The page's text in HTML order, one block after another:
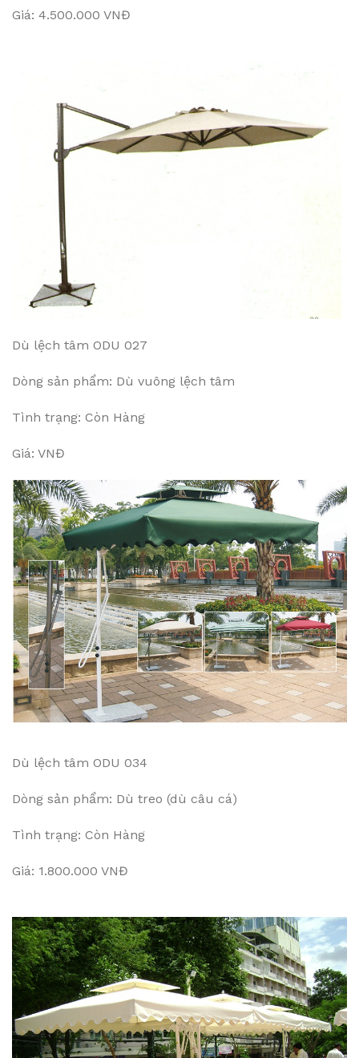
Giá: 4.500.000 VNĐ
Dù lệch tâm ODU 027
Dòng sản phẩm: Dù vuông lệch tâm
Tình trạng: Còn Hàng
Giá: VNĐ
Dù lệch tâm ODU 034
Dòng sản phẩm: Dù treo (dù câu cá)
Tình trạng: Còn Hàng
Giá: 1.800.000 VNĐ